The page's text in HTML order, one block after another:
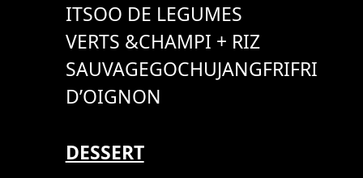
ITSOO DE LEGUMES
VERTS &CHAMPI + RIZ
SAUVAGEGOCHUJANGFRIFRI
D’OIGNON
DESSERT